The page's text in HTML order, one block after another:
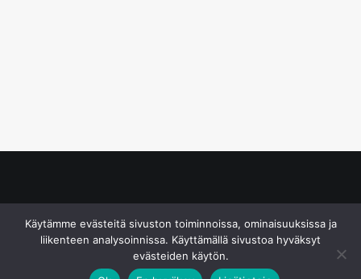
Käytämme evästeitä sivuston toiminnoissa, ominaisuuksissa ja
liikenteen analysoinnissa. Käyttämällä sivustoa hyväksyt
evästeiden käytön.